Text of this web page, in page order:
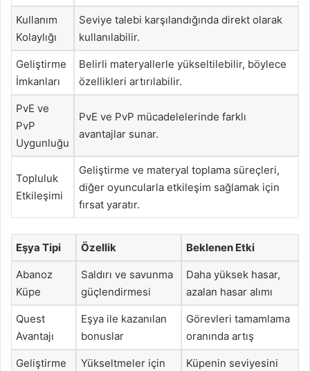
Kullanım
Kolaylığı
Seviye talebi karşılandığında direkt olarak
kullanılabilir.
Geliştirme
İmkanları
Belirli materyallerle yükseltilebilir, böylece
özellikleri artırılabilir.
PvE ve
PvP
Uygunluğu
PvE ve PvP mücadelelerinde farklı
avantajlar sunar.
Topluluk
Etkileşimi
Geliştirme ve materyal toplama süreçleri,
diğer oyuncularla etkileşim sağlamak için
fırsat yaratır.
Eşya Tipi Özellik Beklenen Etki
Abanoz
Küpe
Saldırı ve savunma
güçlendirmesi
Daha yüksek hasar,
azalan hasar alımı
Quest
Avantajı
Eşya ile kazanılan
bonuslar
Görevleri tamamlama
oranında artış
Geliştirme
Yükseltmeler için
Küpenin seviyesini